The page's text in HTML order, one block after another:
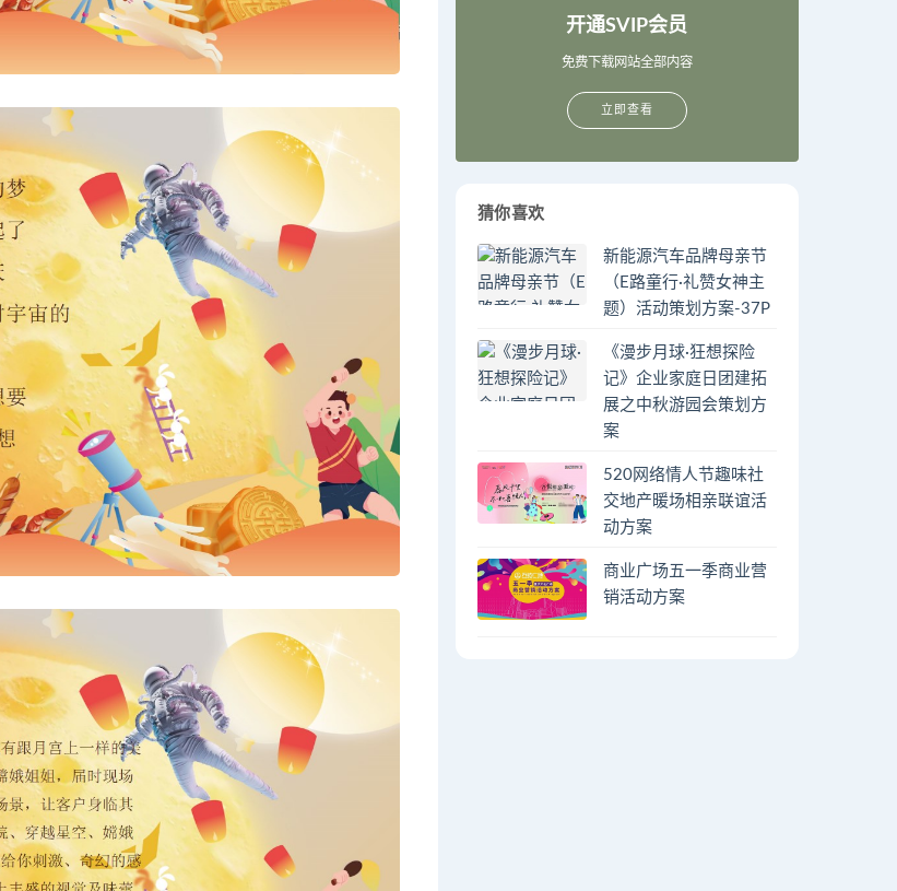
开通SVIP会员
免费下载网站全部内容
立即查看
猜你喜欢
新能源汽车品牌母亲节
（E路童行·礼赞女神主
题）活动策划方案-37P
《漫步月球·狂想探险
记》企业家庭日团建拓
展之中秋游园会策划方
案
520网络情人节趣味社
交地产暖场相亲联谊活
动方案
商业广场五一季商业营
销活动方案